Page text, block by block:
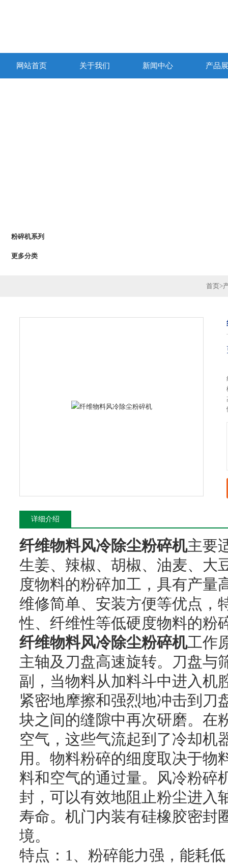
网站首页 关于我们 新闻中心 产品
粉碎机系列
更多分类
首页>
详细介绍
纤维物料风冷除尘粉碎机主要
生姜、辣椒、胡椒、油麦、大
度物料的粉碎加工，具有产量
维修简单、安装方便等优点，
性、纤维性等低硬度物料的粉
纤维物料风冷除尘粉碎机工作
主轴及刀盘高速旋转。刀盘与
副，当物料从加料斗中进入机
紧密地摩擦和强烈地冲击到刀
块之间的缝隙中再次研磨。在
空气，这些气流起到了冷却机
用。物料粉碎的细度取决于物
料和空气的通过量。风冷粉碎
封，可以有效地阻止粉尘进入
寿命。机门内装有硅橡胶密封
境。
特点：1、粉碎能力强，能耗